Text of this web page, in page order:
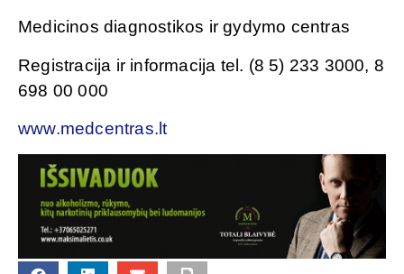
Medicinos diagnostikos ir gydymo centras
Registracija ir informacija tel. (8 5) 233 3000, 8
698 00 000
www.medcentras.lt